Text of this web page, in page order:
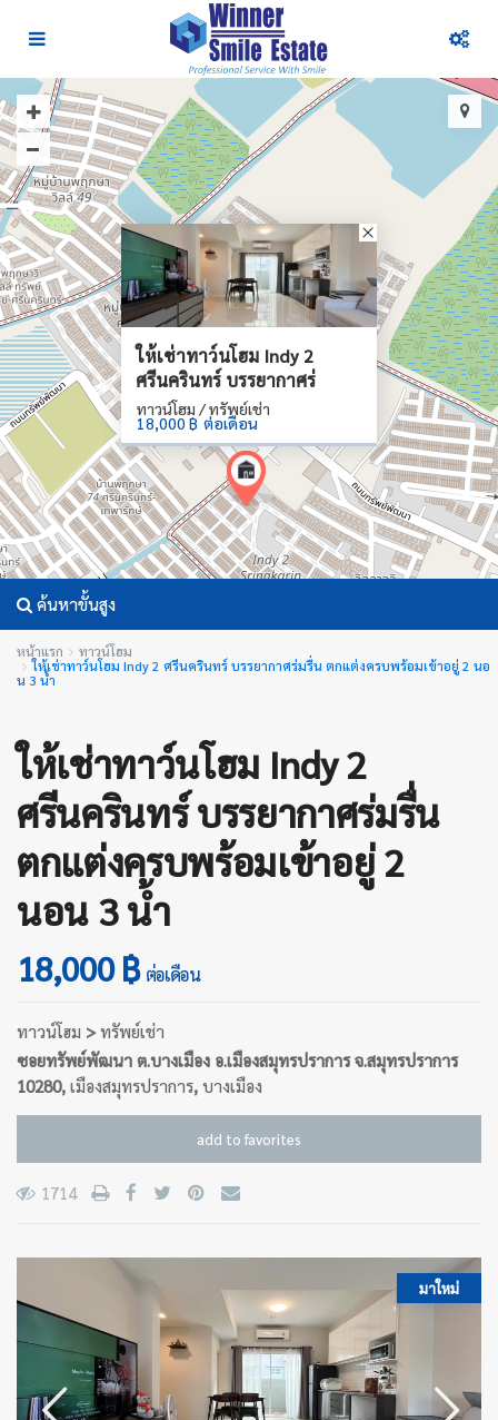
ให้เช่าทาว์นโฮม Indy 2
ศรีนครินทร์ บรรยากาศร่
ทาวน์โฮม / ทรัพย์เช่า
18,000 ฿ ต่อเดือน
ค้นหาขั้นสูง
หน้าแรก
ทาวน์โฮม
ให้เช่าทาว์นโฮม Indy 2 ศรีนครินทร์ บรรยากาศร่มรื่น ตกแต่งครบพร้อมเข้าอยู่ 2 นอ
น 3 น้ำ
ให้เช่าทาว์นโฮม Indy 2
ศรีนครินทร์ บรรยากาศร่มรื่น
ตกแต่งครบพร้อมเข้าอยู่ 2
นอน 3 น้ำ
18,000 ฿ ต่อเดือน
ทาวน์โฮม > ทรัพย์เช่า
ซอยทรัพย์พัฒนา ต.บางเมือง อ.เมืองสมุทรปราการ จ.สมุทรปราการ
10280, เมืองสมุทรปราการ, บางเมือง
add to favorites
1714
มาใหม่